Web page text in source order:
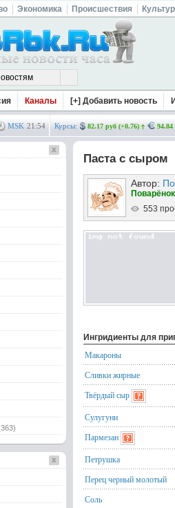
Экономика Происшествия
Каналы [+] Добавить новость
MSK 21 :54 Курсы: 82.17 руб (+0.76) 94.84
Паста с сыром
Автор:
553
Ингридиенты для
Макароны
Сливки жирные
Твёрдый сыр
Сулугуни
Пармезан
Петрушка
Перец черный молотый
Соль